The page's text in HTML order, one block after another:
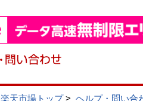
楽天市場トップ> ヘルプ・問い合